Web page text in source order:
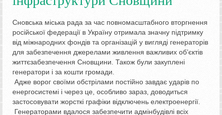
Сновська міська рада за час повномасштабного вторгнення
російської федерації в Україну отримала значну підтримку
від міжнародних фондів та організацій у вигляді генераторів
для забезпечення джерелами живлення важливих об’єктів
життєзабезпечення Сновщини. Також були закуплені
генератори і за кошти громади.
Адже ворог своїми обстрілами постійно завдає ударів по
енергосистемі і через це, особливо зараз, доводиться
застосовувати жорсткі графіки відключень електроенергії.
Генераторами вдалося забезпечити адмінбудівлі всіх